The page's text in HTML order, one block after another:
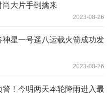
尚大片手到擒来
2023-08-26
神星一号遥八运载火箭成功发
2023-08-26
警！今明两天本轮降雨进入最